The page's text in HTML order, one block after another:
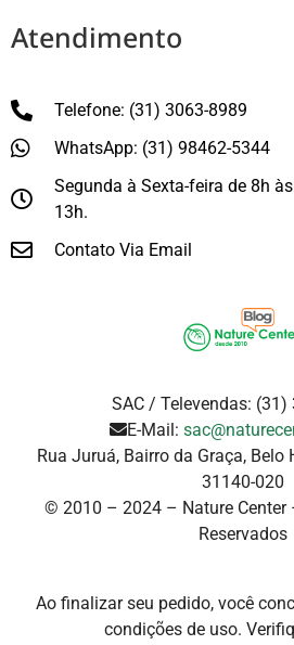
Atendimento
Telefone: (31) 3063-8989
WhatsApp: (31) 98462-5344
Segunda à Sexta-feira de 8h
13h.
Contato Via Email
SAC / Televendas: (31)
E-Mail:
Rua Juruá, Bairro da Graça,
31140-020
© 2010 – 2024 – Nature Center
Reservados
Ao finalizar seu pedido, você
condições de uso.